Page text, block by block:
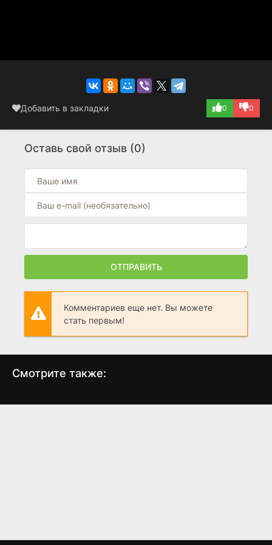
Добавить в закладки 0 0
Оставь свой отзыв (0)
ОТПРАВИТЬ
Комментариев еще нет. Вы можете
стать первым!
Смотрите также:
Ржавые копы
Лучший повар